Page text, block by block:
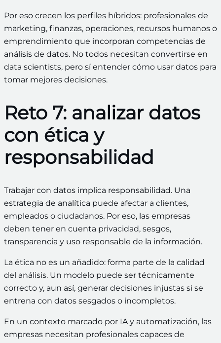
Por eso crecen los perfiles híbridos: profesionales de
marketing, finanzas, operaciones, recursos humanos o
emprendimiento que incorporan competencias de
análisis de datos. No todos necesitan convertirse en
data scientists, pero sí entender cómo usar datos para
tomar mejores decisiones.
Reto 7: analizar datos
con ética y
responsabilidad
Trabajar con datos implica responsabilidad. Una
estrategia de analítica puede afectar a clientes,
empleados o ciudadanos. Por eso, las empresas
deben tener en cuenta privacidad, sesgos,
transparencia y uso responsable de la información.
La ética no es un añadido: forma parte de la calidad
del análisis. Un modelo puede ser técnicamente
correcto y, aun así, generar decisiones injustas si se
entrena con datos sesgados o incompletos.
En un contexto marcado por IA y automatización, las
empresas necesitan profesionales capaces de